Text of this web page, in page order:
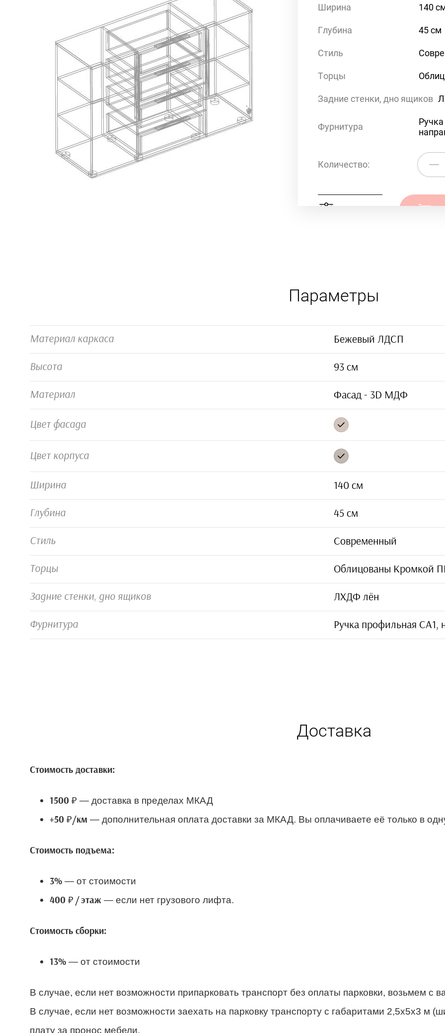
Ширина 140
Глубина 45 см
Стиль
Торцы
Задние стенки, дно ящиков
Фурнитура
Количество:
Параметры
Материал каркаса Бежевый ЛДСП
Высота 93 см
Материал Фасад - 3D МДФ
Цвет фасада
Цвет корпуса
Ширина 140 см
Глубина 45 см
Стиль Современный
Торцы Облицованы Кромкой
Задние стенки, дно ящиков ЛХДФ лён
Фурнитура Ручка профильная
Доставка
Стоимость доставки:
1500 ₽ — доставка в пределах МКАД
+50 ₽/км — дополнительная оплата доставки за МКАД. Вы оплачиваете её только в
Стоимость подъема:
3% — от стоимости
400 ₽ / этаж — если нет грузового лифта.
Стоимость сборки:
13% — от стоимости
В случае, если нет возможности припарковать транспорт без оплаты парковки, возьмем с
В случае, если нет возможности заехать на парковку транспорту с габаритами 2,5х5х3 м
плату за пронос мебели.